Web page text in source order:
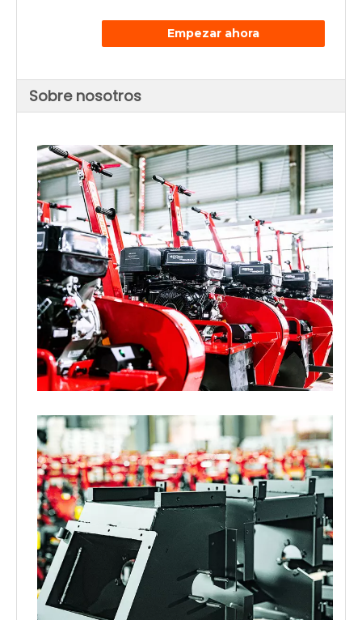
Empezar ahora
Sobre nosotros